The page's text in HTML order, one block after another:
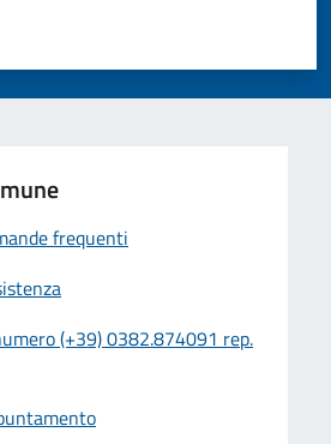
5 stelle su 5
su 5
su 5
frequenti
(+39) 0382.874091 rep.